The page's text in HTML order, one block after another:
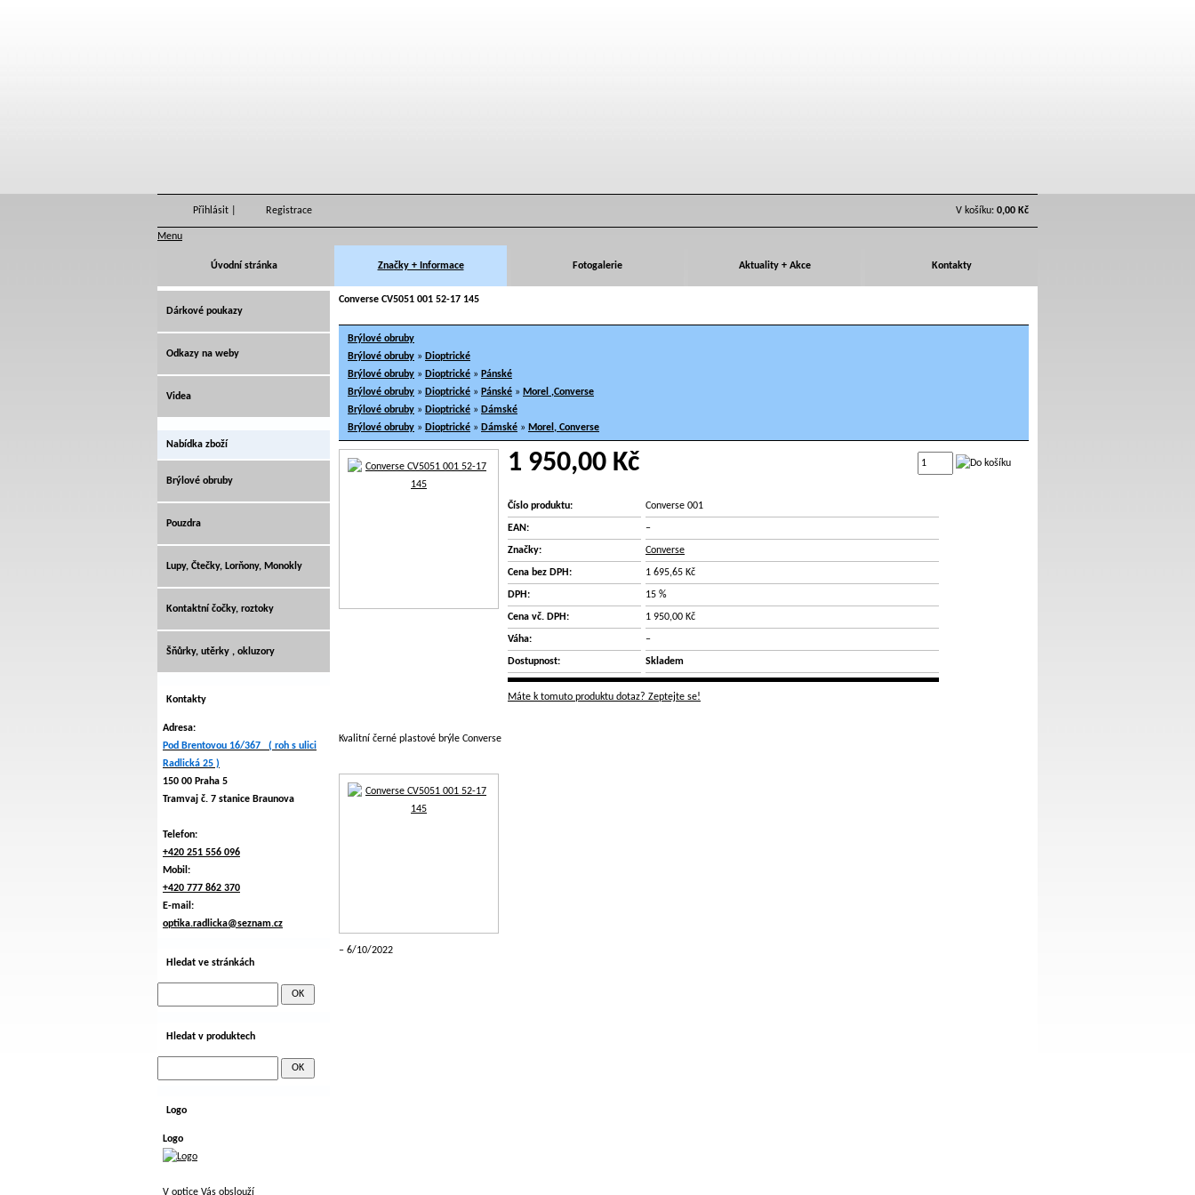
Přihlásit Registrace V košíku: 0,00 Kč
Menu
Úvodní stránka Značky + Informace Fotogalerie Aktuality + Akce Kontakty
Converse CV5051 001 52-17 145
Brýlové obruby
Brýlové obruby » Dioptrické
Brýlové obruby » Dioptrické » Pánské
Brýlové obruby » Dioptrické » Pánské » Morel ,Converse
Brýlové obruby » Dioptrické » Dámské
Brýlové obruby » Dioptrické » Dámské » Morel, Converse
1 950,00 Kč
Číslo produktu: Converse 001
EAN: –
Značky: Converse
Cena bez DPH: 1 695,65 Kč
DPH: 15 %
Cena vč. DPH: 1 950,00 Kč
Váha: –
Dostupnost: Skladem
Máte k tomuto produktu dotaz? Zeptejte se!
Kvalitní černé plastové brýle Converse
6/10/2022
Dárkové poukazy
Odkazy na weby
Videa
Nabídka zboží
Brýlové obruby
Pouzdra
Lupy, Čtečky, Lorňony, Monokly
Kontaktní čočky, roztoky
Šňůrky, utěrky , okluzory
Kontakty
Adresa:
Pod Brentovou 16/367 ( roh s ulici
Radlická 25 )
150 00 Praha 5
Tramvaj č. 7 stanice Braunova
Telefon:
+420 251 556 096
Mobil:
+420 777 862 370
E-mail:
optika.radlicka@seznam.cz
Hledat ve stránkách
Hledat v produktech
Logo
Logo
V optice Vás obslouží